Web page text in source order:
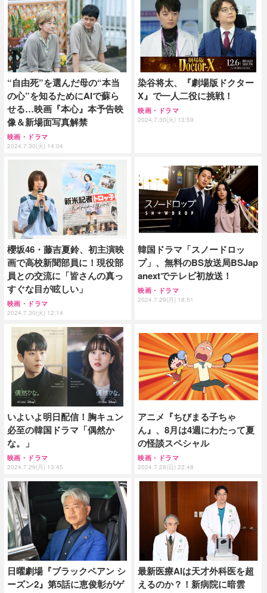
“自由死”を選んだ母の“本当
の心”を知るためにAIで蘇ら
せる…映画『本心』本予告映
像＆新場面写真解禁
映画・ドラマ
2024.7.30(火) 14:04
染谷将太、『劇場版ドクター
X』で一人二役に挑戦！
映画・ドラマ
2024.7.30(火) 13:59
櫻坂46・藤吉夏鈴、初主演映
画で高校新聞部員に！現役部
員との交流に「皆さんの真っ
すぐな目が眩しい」
映画・ドラマ
2024.7.30(火) 12:14
韓国ドラマ「スノードロッ
プ」、無料のBS放送局BSJap
anextでテレビ初放送！
映画・ドラマ
2024.7.29(月) 18:51
いよいよ明日配信！胸キュン
必至の韓国ドラマ「偶然か
な。」
映画・ドラマ
2024.7.29(月) 13:45
アニメ『ちびまる子ちゃ
ん』、8月は4週にわたって夏
の怪談スペシャル
映画・ドラマ
2024.7.28(日) 22:48
日曜劇場『ブラックペアン シ
ーズン2』第5話に恵俊彰がゲ
最新医療AIは天才外科医を超
えるのか？！新病院に暗雲